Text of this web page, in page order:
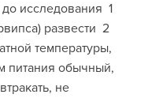
исследования 1
развести 2
температуры,
питания обычный,
не